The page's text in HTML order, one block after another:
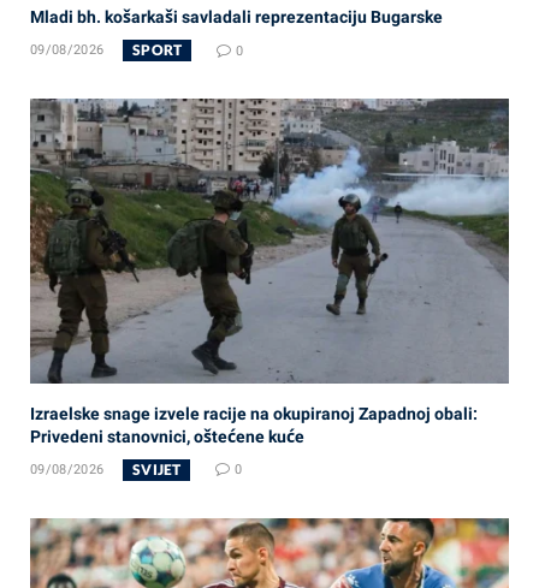
Mladi bh. košarkaši savladali reprezentaciju Bugarske
09/08/2026 SPORT 0
Izraelske snage izvele racije na okupiranoj Zapadnoj obali:
Privedeni stanovnici, oštećene kuće
09/08/2026 SVIJET 0